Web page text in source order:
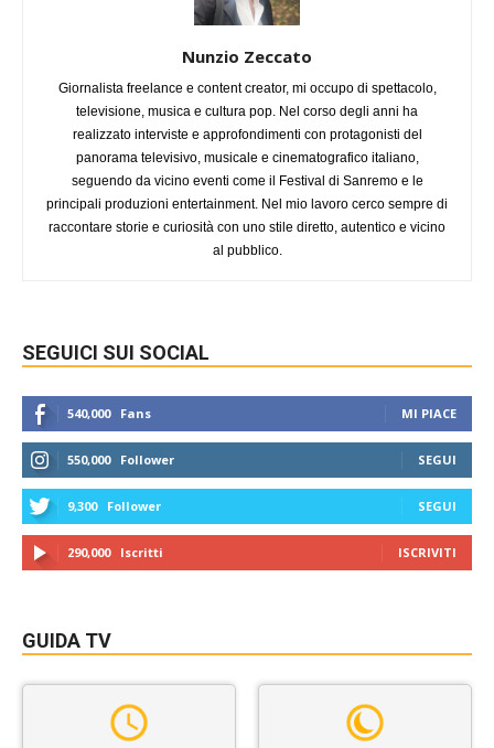
Nunzio Zeccato
Giornalista freelance e content creator, mi occupo di spettacolo,
televisione, musica e cultura pop. Nel corso degli anni ha
realizzato interviste e approfondimenti con protagonisti del
panorama televisivo, musicale e cinematografico italiano,
seguendo da vicino eventi come il Festival di Sanremo e le
principali produzioni entertainment. Nel mio lavoro cerco sempre di
raccontare storie e curiosità con uno stile diretto, autentico e vicino
al pubblico.
SEGUICI SUI SOCIAL
540,000 Fans MI PIACE
550,000 Follower SEGUI
9,300 Follower SEGUI
290,000 Iscritti ISCRIVITI
GUIDA TV